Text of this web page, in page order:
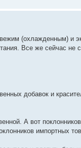
(охлажденным) и
Все же сейчас
добавок и
А вот
импортных